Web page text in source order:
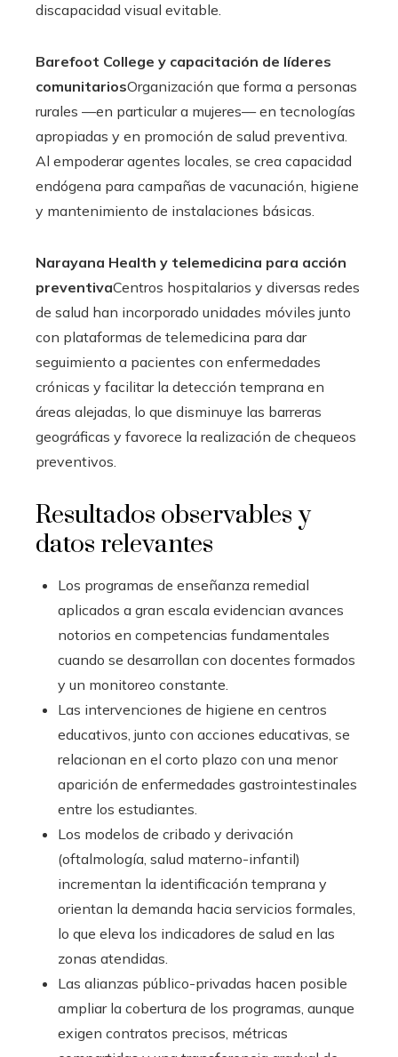
discapacidad visual evitable.
Barefoot College y capacitación de líderes
comunitariosOrganización que forma a personas
rurales —en particular a mujeres— en tecnologías
apropiadas y en promoción de salud preventiva.
Al empoderar agentes locales, se crea capacidad
endógena para campañas de vacunación, higiene
y mantenimiento de instalaciones básicas.
Narayana Health y telemedicina para acción
preventivaCentros hospitalarios y diversas redes
de salud han incorporado unidades móviles junto
con plataformas de telemedicina para dar
seguimiento a pacientes con enfermedades
crónicas y facilitar la detección temprana en
áreas alejadas, lo que disminuye las barreras
geográficas y favorece la realización de chequeos
preventivos.
Resultados observables y
datos relevantes
Los programas de enseñanza remedial
aplicados a gran escala evidencian avances
notorios en competencias fundamentales
cuando se desarrollan con docentes formados
y un monitoreo constante.
Las intervenciones de higiene en centros
educativos, junto con acciones educativas, se
relacionan en el corto plazo con una menor
aparición de enfermedades gastrointestinales
entre los estudiantes.
Los modelos de cribado y derivación
(oftalmología, salud materno-infantil)
incrementan la identificación temprana y
orientan la demanda hacia servicios formales,
lo que eleva los indicadores de salud en las
zonas atendidas.
Las alianzas público-privadas hacen posible
ampliar la cobertura de los programas, aunque
exigen contratos precisos, métricas